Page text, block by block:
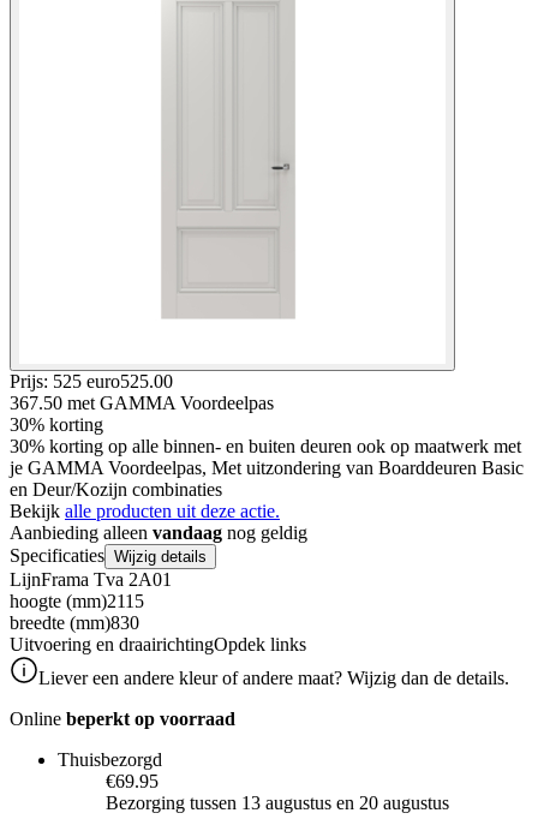
Prijs: 525 euro525.00
367.50 met GAMMA Voordeelpas
30% korting
30% korting op alle binnen- en buiten deuren ook op maatwerk met
je GAMMA Voordeelpas, Met uitzondering van Boarddeuren Basic
en Deur/Kozijn combinaties
Bekijk alle producten uit deze actie.
Aanbieding alleen vandaag nog geldig
Specificaties Wijzig details
LijnFrama Tva 2A01
hoogte (mm)2115
breedte (mm)830
Uitvoering en draairichtingOpdek links
Liever een andere kleur of andere maat? Wijzig dan de details.
Online beperkt op voorraad
Thuisbezorgd
€69.95
Bezorging tussen 13 augustus en 20 augustus